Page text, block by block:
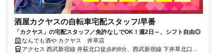
酒屋カクヤスの自転車宅配スタッフ/早番
「カクヤス」の宅配スタッフ／免許なしでOK！週2日～、シフト自由◎
なんでも酒や カクヤス 井草店
アクセス 西武新宿線 井荻北口徒歩約8分、西武新宿線 下井草北口徒